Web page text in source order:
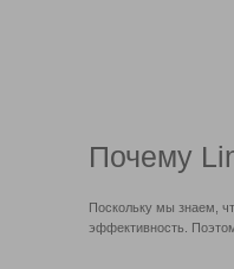
Почему
Поскольку мы знаем,
эффективность.